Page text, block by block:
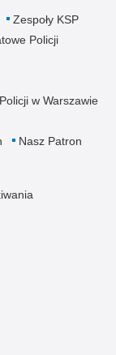
Zespoły KSP
Policji
w Warszawie
Nasz Patron